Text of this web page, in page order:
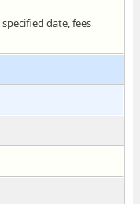
date, fees